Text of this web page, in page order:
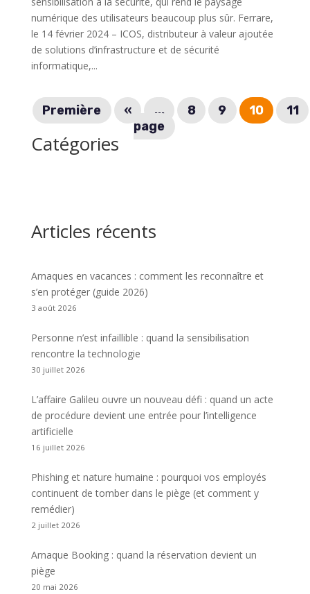
numérique des utilisateurs beaucoup plus sûr. Ferrare,
le 14 février 2024 – ICOS, distributeur à valeur ajoutée
de solutions d’infrastructure et de sécurité
informatique,...
Première « ... 8 9 10
11
page
Catégories
Articles récents
Arnaques en vacances : comment les reconnaître et
s’en protéger (guide 2026)
3 août 2026
Personne n’est infaillible : quand la sensibilisation
rencontre la technologie
30 juillet 2026
L’affaire Galileu ouvre un nouveau défi : quand un acte
de procédure devient une entrée pour l’intelligence
artificielle
16 juillet 2026
Phishing et nature humaine : pourquoi vos employés
continuent de tomber dans le piège (et comment y
remédier)
2 juillet 2026
Arnaque Booking : quand la réservation devient un
piège
20 mai 2026